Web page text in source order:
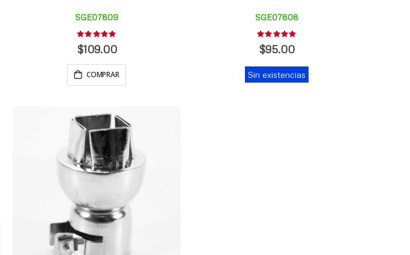
SGE07809
Rating:
0%
$109.00
COMPRAR
SGE07808
Rating:
0%
$95.00
Sin existencias